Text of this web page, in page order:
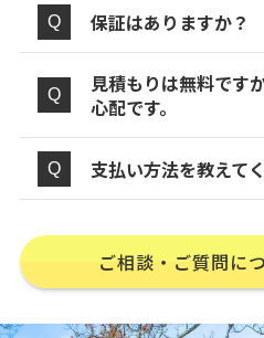
保証はありますか？
見積もりは無料です
心配です。
支払い方法を教えて
ご相談・ご質問に